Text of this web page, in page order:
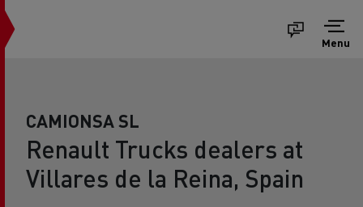
Menu
CAMIONSA SL
Renault Trucks dealers at
Villares de la Reina, Spain